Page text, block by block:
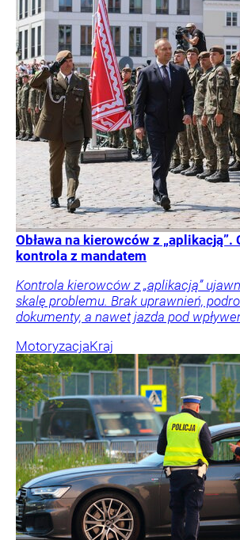
Obława na kierowców z „aplikacją”.
kontrola z mandatem
Kontrola kierowców z „aplikacją”
skalę problemu. Brak uprawnień,
dokumenty, a nawet jazda pod
MotoryzacjaKraj